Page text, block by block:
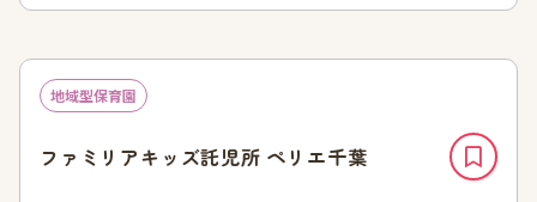
地域型保育園
ファミリアキッズ託児所 ペリエ千葉